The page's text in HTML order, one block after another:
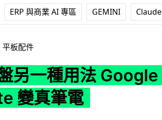
ERP 與商業 AI 專區 GEMINI Claude
平板配件
另一種用法 Google
變真筆電